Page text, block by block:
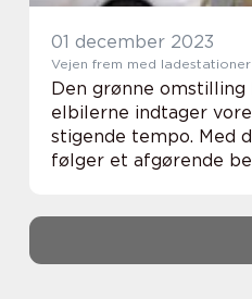
01 december 2023
Vejen frem med ladestationer
Den grønne
elbilerne indtager
stigende tempo. Med
følger et afgørende